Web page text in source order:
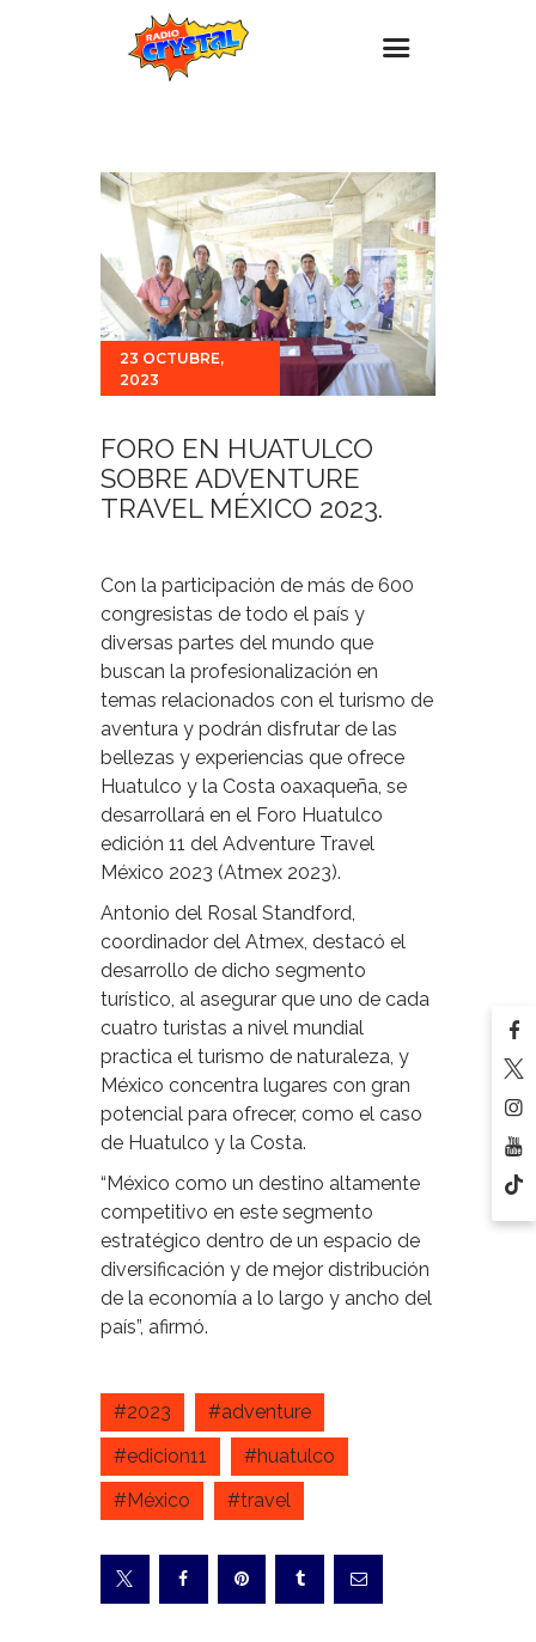
Estaciones
Eventos
Promociones
Noticias
Para ti
Contacto
23 OCTUBRE,
2023
FORO EN HUATULCO
SOBRE ADVENTURE
TRAVEL MÉXICO 2023.
Con la participación de más de 600
congresistas de todo el país y
diversas partes del mundo que
buscan la profesionalización en
temas relacionados con el turismo de
aventura y podrán disfrutar de las
bellezas y experiencias que ofrece
Huatulco y la Costa oaxaqueña, se
desarrollará en el Foro Huatulco
edición 11 del Adventure Travel
México 2023 (Atmex 2023).
Antonio del Rosal Standford,
coordinador del Atmex, destacó el
desarrollo de dicho segmento
turístico, al asegurar que uno de cada
cuatro turistas a nivel mundial
practica el turismo de naturaleza, y
México concentra lugares con gran
potencial para ofrecer, como el caso
de Huatulco y la Costa.
“México como un destino altamente
competitivo en este segmento
estratégico dentro de un espacio de
diversificación y de mejor distribución
de la economía a lo largo y ancho del
país”, afirmó.
#2023
#adventure
#edicion11
#huatulco
#México
#travel